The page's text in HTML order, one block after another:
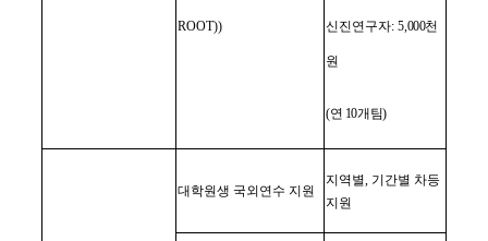
ROOT)) 신진연구자: 5,000천
원
(연 10개팀)
대학원생 국외연수 지원
지역별, 기간별 차등
지원